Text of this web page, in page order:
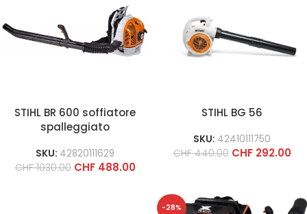
STIHL BR 600 soffiatore
spalleggiato
SKU: 42820111629
CHF1030.00 CHF488.00
STIHL BG 56
SKU: 42410111750
CHF440.00 CHF292.00
-28%